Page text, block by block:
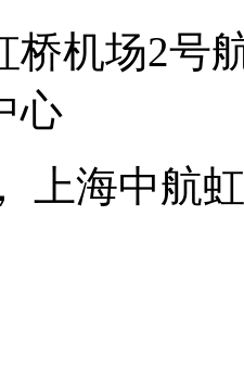
桥机场2号
心
上海中